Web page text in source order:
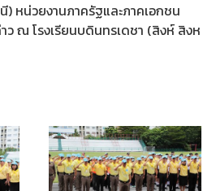
หน่วยงานภาครัฐและภาคเอกชน
ว ณ โรงเรียนบดินทรเดชา (สิงห์ สิงห